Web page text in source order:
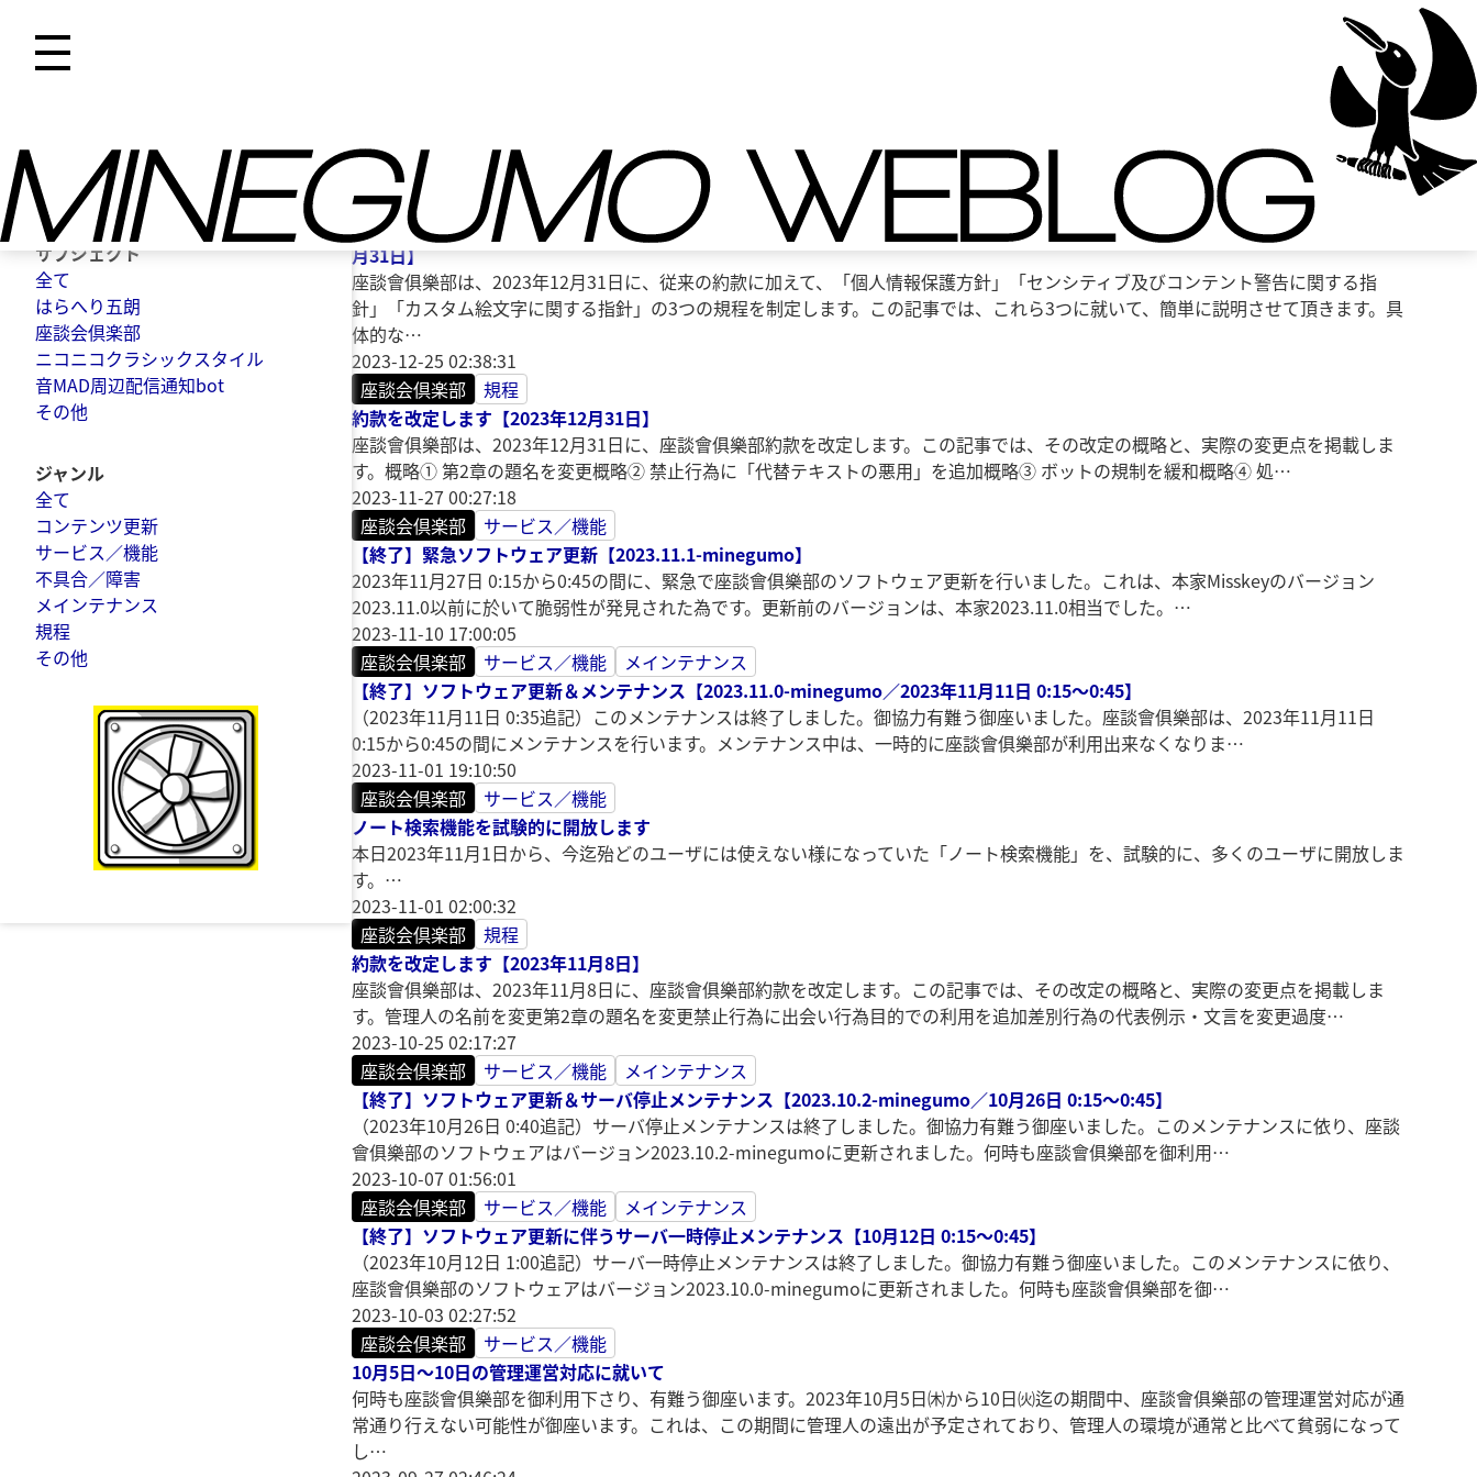
サブジェクト
全て
はらへり五朗
座談会倶楽部
ニコニコクラシックスタイル
音MAD周辺配信通知bot
その他
ジャンル
全て
コンテンツ更新
サービス／機能
不具合／障害
メインテナンス
規程
その他
5ページ中4ページ目（全42件）
2023-12-25 02:38:34
座談会倶楽部
規程
「個人情報保護方針」「センシティブ及びコンテント警告に関する指針」「カスタム絵文字に関する指針」を制定します【2023年12
月31日】
座談會俱樂部は、2023年12月31日に、従来の約款に加えて、「個人情報保護方針」「センシティブ及びコンテント警告に関する指
針」「カスタム絵文字に関する指針」の3つの規程を制定します。この記事では、これら3つに就いて、簡単に説明させて頂きます。具
体的な…
2023-12-25 02:38:31
座談会倶楽部
規程
約款を改定します【2023年12月31日】
座談會俱樂部は、2023年12月31日に、座談會俱樂部約款を改定します。この記事では、その改定の概略と、実際の変更点を掲載しま
す。概略① 第2章の題名を変更概略② 禁止行為に「代替テキストの悪用」を追加概略③ ボットの規制を緩和概略④ 処…
2023-11-27 00:27:18
座談会倶楽部
サービス／機能
【終了】緊急ソフトウェア更新【2023.11.1-minegumo】
2023年11月27日 0:15から0:45の間に、緊急で座談會俱樂部のソフトウェア更新を行いました。これは、本家Misskeyのバージョン
2023.11.0以前に於いて脆弱性が発見された為です。更新前のバージョンは、本家2023.11.0相当でした。…
2023-11-10 17:00:05
座談会倶楽部
サービス／機能
メインテナンス
【終了】ソフトウェア更新＆メンテナンス【2023.11.0-minegumo／2023年11月11日 0:15～0:45】
（2023年11月11日 0:35追記）このメンテナンスは終了しました。御協力有難う御座いました。座談會俱樂部は、2023年11月11日
0:15から0:45の間にメンテナンスを行います。メンテナンス中は、一時的に座談會俱樂部が利用出来なくなりま…
2023-11-01 19:10:50
座談会倶楽部
サービス／機能
ノート検索機能を試験的に開放します
本日2023年11月1日から、今迄殆どのユーザには使えない様になっていた「ノート検索機能」を、試験的に、多くのユーザに開放しま
す。…
2023-11-01 02:00:32
座談会倶楽部
規程
約款を改定します【2023年11月8日】
座談會俱樂部は、2023年11月8日に、座談會俱樂部約款を改定します。この記事では、その改定の概略と、実際の変更点を掲載しま
す。管理人の名前を変更第2章の題名を変更禁止行為に出会い行為目的での利用を追加差別行為の代表例示・文言を変更過度…
2023-10-25 02:17:27
座談会倶楽部
サービス／機能
メインテナンス
【終了】ソフトウェア更新＆サーバ停止メンテナンス【2023.10.2-minegumo／10月26日 0:15～0:45】
（2023年10月26日 0:40追記）サーバ停止メンテナンスは終了しました。御協力有難う御座いました。このメンテナンスに依り、座談
會俱樂部のソフトウェアはバージョン2023.10.2-minegumoに更新されました。何時も座談會俱樂部を御利用…
2023-10-07 01:56:01
座談会倶楽部
サービス／機能
メインテナンス
【終了】ソフトウェア更新に伴うサーバ一時停止メンテナンス【10月12日 0:15～0:45】
（2023年10月12日 1:00追記）サーバ一時停止メンテナンスは終了しました。御協力有難う御座いました。このメンテナンスに依り、
座談會俱樂部のソフトウェアはバージョン2023.10.0-minegumoに更新されました。何時も座談會俱樂部を御…
2023-10-03 02:27:52
座談会倶楽部
サービス／機能
10月5日～10日の管理運営対応に就いて
何時も座談會俱樂部を御利用下さり、有難う御座います。2023年10月5日㈭から10日㈫迄の期間中、座談會俱樂部の管理運営対応が通
常通り行えない可能性が御座います。これは、この期間に管理人の遠出が予定されており、管理人の環境が通常と比べて貧弱になって
し…